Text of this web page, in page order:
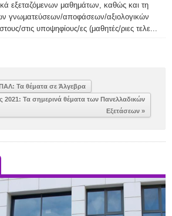
εξεταζόμενων μαθημάτων, καθώς και τη
γνωματεύσεων/αποφάσεων/αξιολογικών
στις υποψηφίους/ες (μαθητές/ριες τελε...
Τα θέματα σε Άλγεβρα
2021: Τα σημερινά θέματα των Πανελλαδικών
Εξετάσεων »